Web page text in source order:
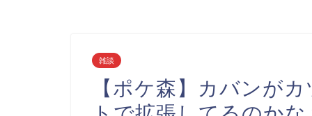
雑談
【ポケ森】カバンが